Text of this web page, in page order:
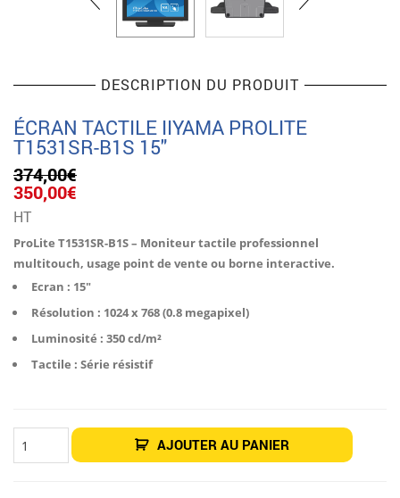
DESCRIPTION DU PRODUIT
ÉCRAN TACTILE IIYAMA PROLITE
T1531SR-B1S 15″
374,00€
Le
prix
initial
était :
374,00€.
350,00€
est :
350,00€.
HT
ProLite T1531SR-B1S – Moniteur tactile professionnel
multitouch, usage point de vente ou borne interactive.
Ecran : 15″
Résolution : 1024 x 768 (0.8 megapixel)
Luminosité : 350 cd/m²
Tactile : Série résistif
quantité
de AJOUTER AU PANIER